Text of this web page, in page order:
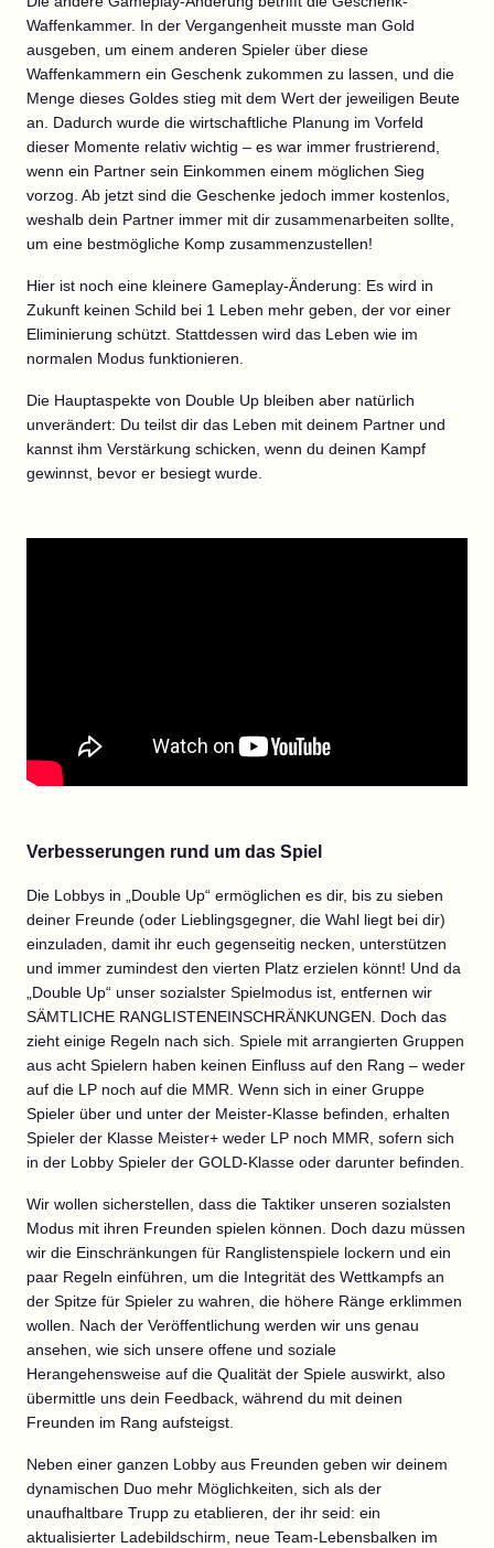
Waffenkammer. In der Vergangenheit musste man Gold
ausgeben, um einem anderen Spieler über diese
Waffenkammern ein Geschenk zukommen zu lassen, und die
Menge dieses Goldes stieg mit dem Wert der jeweiligen Beute
an. Dadurch wurde die wirtschaftliche Planung im Vorfeld
dieser Momente relativ wichtig – es war immer frustrierend,
wenn ein Partner sein Einkommen einem möglichen Sieg
vorzog. Ab jetzt sind die Geschenke jedoch immer kostenlos,
weshalb dein Partner immer mit dir zusammenarbeiten sollte,
um eine bestmögliche Komp zusammenzustellen!
Hier ist noch eine kleinere Gameplay-Änderung: Es wird in
Zukunft keinen Schild bei 1 Leben mehr geben, der vor einer
Eliminierung schützt. Stattdessen wird das Leben wie im
normalen Modus funktionieren.
Die Hauptaspekte von Double Up bleiben aber natürlich
unverändert: Du teilst dir das Leben mit deinem Partner und
kannst ihm Verstärkung schicken, wenn du deinen Kampf
gewinnst, bevor er besiegt wurde.
Verbesserungen rund um das Spiel
Die Lobbys in „Double Up“ ermöglichen es dir, bis zu sieben
deiner Freunde (oder Lieblingsgegner, die Wahl liegt bei dir)
einzuladen, damit ihr euch gegenseitig necken, unterstützen
und immer zumindest den vierten Platz erzielen könnt! Und da
„Double Up“ unser sozialster Spielmodus ist, entfernen wir
SÄMTLICHE RANGLISTENEINSCHRÄNKUNGEN. Doch das
zieht einige Regeln nach sich. Spiele mit arrangierten Gruppen
aus acht Spielern haben keinen Einfluss auf den Rang – weder
auf die LP noch auf die MMR. Wenn sich in einer Gruppe
Spieler über und unter der Meister-Klasse befinden, erhalten
Spieler der Klasse Meister+ weder LP noch MMR, sofern sich
in der Lobby Spieler der GOLD-Klasse oder darunter befinden.
Wir wollen sicherstellen, dass die Taktiker unseren sozialsten
Modus mit ihren Freunden spielen können. Doch dazu müssen
wir die Einschränkungen für Ranglistenspiele lockern und ein
paar Regeln einführen, um die Integrität des Wettkampfs an
der Spitze für Spieler zu wahren, die höhere Ränge erklimmen
wollen. Nach der Veröffentlichung werden wir uns genau
ansehen, wie sich unsere offene und soziale
Herangehensweise auf die Qualität der Spiele auswirkt, also
übermittle uns dein Feedback, während du mit deinen
Freunden im Rang aufsteigst.
Neben einer ganzen Lobby aus Freunden geben wir deinem
dynamischen Duo mehr Möglichkeiten, sich als der
unaufhaltbare Trupp zu etablieren, der ihr seid: ein
aktualisierter Ladebildschirm, neue Team-Lebensbalken im